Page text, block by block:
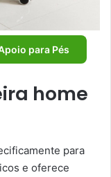
para Pés
home
para
e oferece